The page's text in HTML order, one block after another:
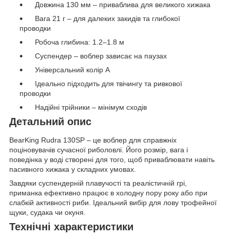
Довжина 130 мм – приваблива для великого хижака
Вага 21 г – для далеких закидів та глибокої
проводки
Робоча глибина: 1.2–1.8 м
Суспендер – воблер зависає на паузах
Універсальний колір A
Ідеально підходить для твічингу та ривкової
проводки
Надійні трійники – мінімум сходів
Детальний опис
BearKing Rudra 130SP – це воблер для справжніх
поціновувачів сучасної риболовлі. Його розмір, вага і
поведінка у воді створені для того, щоб приваблювати навіть
пасивного хижака у складних умовах.
Завдяки суспендерній плавучості та реалістичній грі,
приманка ефективно працює в холодну пору року або при
слабкій активності риби. Ідеальний вибір для лову трофейної
щуки, судака чи окуня.
Технічні характеристики